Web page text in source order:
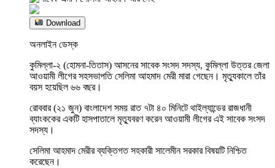
Download
অনলাইন ডেস্ক
কুমিল্লা-২ (হোমনা-তিতাস) আসনের সাবেক সংসদ সদস্য, কুমিল্লা উত্তর জেলা
আওয়ামী লীগের সহসভাপতি সেলিমা আহমাদ মেরী মারা গেছেন। মৃত্যুকালে তাঁর
বয়স হয়েছিল ৬৬ বছর।
রোববার (২১ জুন) বাংলাদেশ সময় রাত ৭টা ৪০ মিনিটে থাইল্যান্ডের রাজধানী
ব্যাংককের একটি হাসপাতালে মৃত্যুবরণ করেন আওয়ামী লীগের এই সাবেক সংসদ
সদস্য।
সেলিমা আহমাদ মেরীর ব্যক্তিগত সহকারী সালেমীন সরকার বিষয়টি নিশ্চিত
করেছেন।